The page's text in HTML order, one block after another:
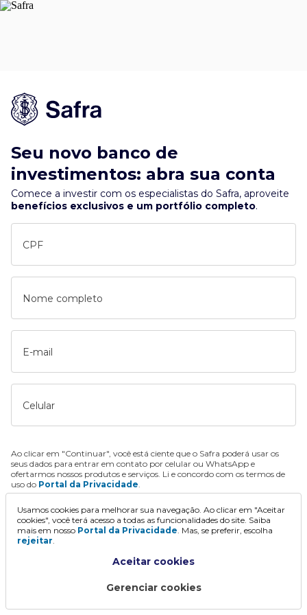
Seu novo banco de
investimentos: abra sua conta
Comece a investir com os especialistas do Safra, aproveite
benefícios exclusivos e um portfólio completo.
CPF
Nome completo
E-mail
Celular
Ao clicar em "Continuar", você está ciente que o Safra poderá usar os
seus dados para entrar em contato por celular ou WhatsApp e
ofertarmos nossos produtos e serviços. Li e concordo com os termos de
uso do Portal da Privacidade.
Continuar
Usamos cookies para melhorar sua navegação. Ao clicar em "Aceitar
cookies", você terá acesso a todas as funcionalidades do site. Saiba
mais em nosso Portal da Privacidade. Mas, se preferir, escolha
rejeitar.
Aceitar cookies
Gerenciar cookies